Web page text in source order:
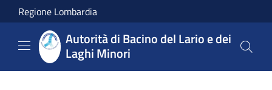
Salta al contenuto principale
Regione Lombardia
Autorità di Bacino del Lario e dei
Laghi Minori